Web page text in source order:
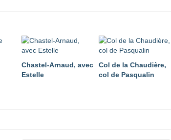
Chastel-Arnaud, avec
Estelle
Col de la Chaudière,
col de Pasqualin